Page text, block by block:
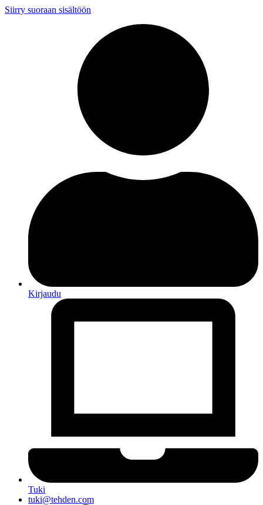
Siirry suoraan sisältöön
Kirjaudu
Tuki
tuki@tehden.com